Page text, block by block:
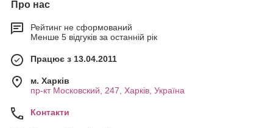
Про нас
Рейтинг не сформований
Менше 5 відгуків за останній рік
Працює з 13.04.2011
м. Харків
пр-кт Московский, 247, Харків, Україна
Контакти